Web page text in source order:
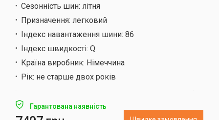
Сезонність шин: літня
Призначення: легковий
Індекс навантаження шини: 86
Індекс швидкості: Q
Країна виробник: Німеччина
Рік: не старше двох років
Гарантована наявність